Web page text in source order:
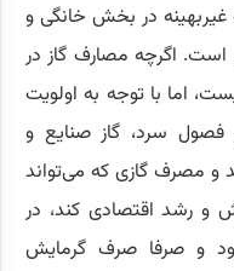
غیربهینه در بخش خانگی و
اگرچه مصارف گاز در
اما با توجه به اولویت
فصول سرد، گاز صنایع و
و مصرف گازی که می‌تواند
و رشد اقتصادی کند، در
و صرفا صرف گرمایش